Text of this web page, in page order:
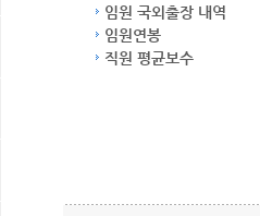
임원 국외출장 내역
임원연봉
직원 평균보수